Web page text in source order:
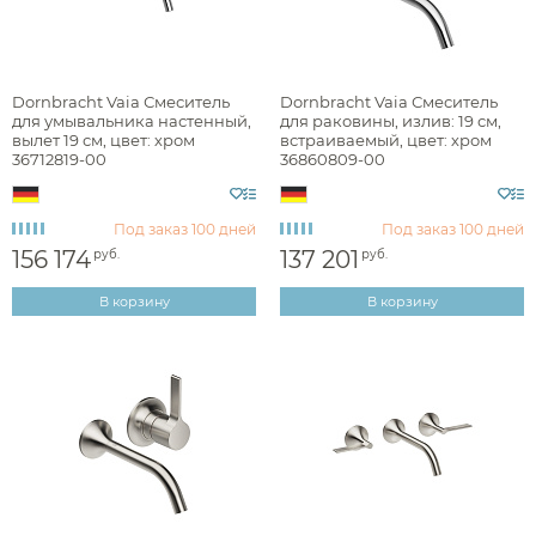
глянцевая
Стилистика дизайна
hi-tech
английская классика
минимализм
неоклассика
Dornbracht Vaia Смеситель
для умывальника настенный,
вылет 19 см, цвет: хром
36712819-00
Под заказ 100 дней
156 174 руб.
В корзину
Dornbracht Vaia Смеситель
для раковины, излив: 19 см,
встраиваемый, цвет: хром
36860809-00
Под заказ 100 дней
137 201 руб.
В корзину